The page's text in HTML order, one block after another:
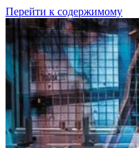
Перейти к содержимому